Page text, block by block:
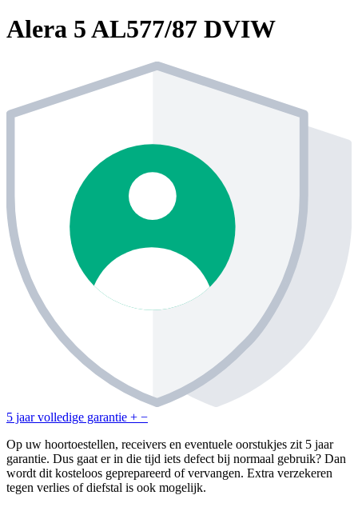
Alera 5 AL577/87 DVIW
5 jaar volledige garantie + −
Op uw hoortoestellen, receivers en eventuele oorstukjes zit 5 jaar
garantie. Dus gaat er in die tijd iets defect bij normaal gebruik? Dan
wordt dit kosteloos geprepareerd of vervangen. Extra verzekeren
tegen verlies of diefstal is ook mogelijk.